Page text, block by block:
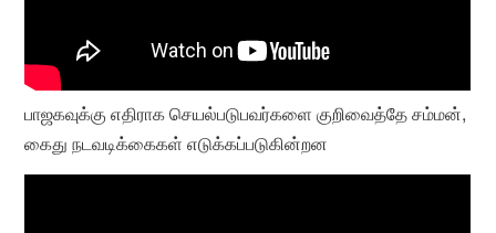
பாஜகவுக்கு எதிராக செயல்படுபவர்களை குறிவைத்தே சம்மன்,
கைது நடவடிக்கைகள் எடுக்கப்படுகின்றன